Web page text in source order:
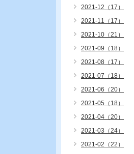
2021-12（17）
2021-11（17）
2021-10（21）
2021-09（18）
2021-08（17）
2021-07（18）
2021-06（20）
2021-05（18）
2021-04（20）
2021-03（24）
2021-02（22）